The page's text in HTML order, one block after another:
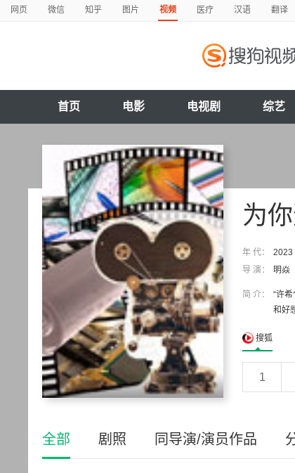
网页 微信 知乎 图片 视频 医疗 汉语 翻译
首页 电影 电视剧 综艺
为
年 代： 2023
导 演：
明焱
简 介：
“许
和好
搜狐
1
全部 剧照 同导演/演员作品